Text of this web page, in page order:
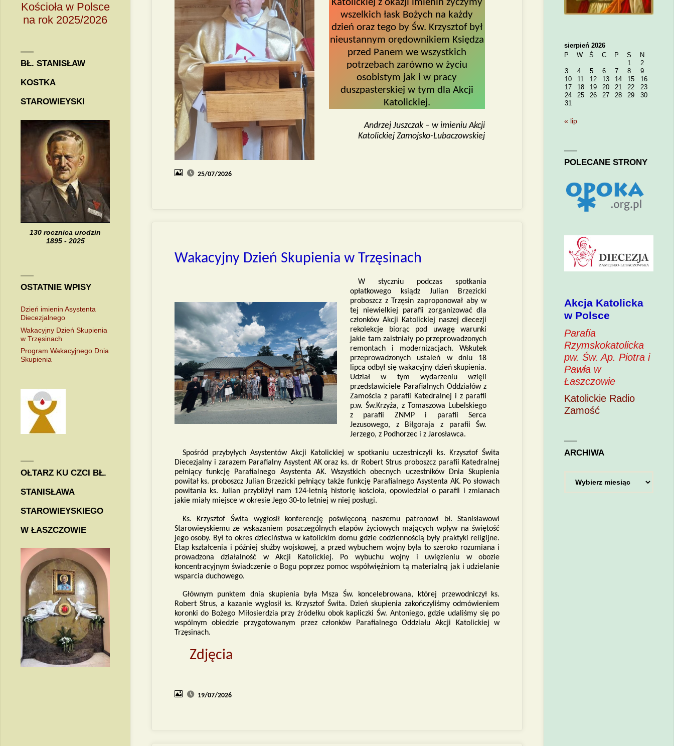
Katolickiej z okazji imienin życzymy
wszelkich łask Bożych na każdy
dzień oraz tego by Św. Krzysztof był
nieustannym orędownikiem Księdza
przed Panem we wszystkich
potrzebach zarówno w życiu
osobistym jak i w pracy
duszpasterskiej w tym dla Akcji
Katolickiej.
Andrzej Juszczak – w imieniu Akcji
Katolickiej Zamojsko-Lubaczowskiej
25/07/2026
Wakacyjny Dzień Skupienia w Trzęsinach
W styczniu podczas spotkania
opłatkowego ksiądz Julian Brzezicki
proboszcz z Trzęsin zaproponował aby w
tej niewielkiej parafii zorganizować dla
członków Akcji Katolickiej naszej diecezji
rekolekcje biorąc pod uwagę warunki
jakie tam zaistniały po przeprowadzonych
remontach i modernizacjach. Wskutek
przeprowadzonych ustaleń w dniu 18
lipca odbył się wakacyjny dzień skupienia.
Udział w tym wydarzeniu wzięli
przedstawiciele Parafialnych Oddziałów z
Zamościa z parafii Katedralnej i z parafii
p.w. Św.Krzyża, z Tomaszowa Lubelskiego
z parafii ZNMP i parafii Serca
Jezusowego, z Biłgoraja z parafii Św.
Jerzego, z Podhorzec i z Jarosławca.
Spośród przybyłych Asystentów Akcji Katolickiej w spotkaniu uczestniczyli ks. Krzysztof Świta
Diecezjalny i zarazem Parafialny Asystent AK oraz ks. dr Robert Strus proboszcz parafii Katedralnej
pełniący funkcję Parafialnego Asystenta AK. Wszystkich obecnych uczestników Dnia Skupienia
powitał ks. proboszcz Julian Brzezicki pełniący także funkcję Parafialnego Asystenta AK. Po słowach
powitania ks. Julian przybliżył nam 124-letnią historię kościoła, opowiedział o parafii i zmianach
jakie miały miejsce w okresie Jego 30-to letniej w niej posługi.
Ks. Krzysztof Świta wygłosił konferencję poświęconą naszemu patronowi bł. Stanisławowi
Starowieyskiemu ze wskazaniem poszczególnych etapów życiowych mających wpływ na świętość
jego osoby. Był to okres dzieciństwa w katolickim domu gdzie codziennością były praktyki religijne.
Etap kształcenia i później służby wojskowej, a przed wybuchem wojny była to szeroko rozumiana i
prowadzona działalność w Akcji Katolickiej. Po wybuchu wojny i uwięzieniu w obozie
koncentracyjnym świadczenie o Bogu poprzez pomoc współwięźniom tą materialną jak i udzielanie
wsparcia duchowego.
Głównym punktem dnia skupienia była Msza Św. koncelebrowana, której przewodniczył ks.
Robert Strus, a kazanie wygłosił ks. Krzysztof Świta. Dzień skupienia zakończyliśmy odmówieniem
koronki do Bożego Miłosierdzia przy źródełku obok kapliczki Św. Antoniego, gdzie udaliśmy się po
wspólnym obiedzie przygotowanym przez członków Parafialnego Oddziału Akcji Katolickiej w
Trzęsinach.
Zdjęcia
19/07/2026
Kościoła w Polsce
na rok 2025/2026
BŁ. STANISŁAW
KOSTKA
STAROWIEYSKI
130 rocznica urodzin
1895 - 2025
OSTATNIE WPISY
Dzień imienin Asystenta
Diecezjalnego
Wakacyjny Dzień Skupienia
w Trzęsinach
Program Wakacyjnego Dnia
Skupienia
OŁTARZ KU CZCI BŁ.
STANISŁAWA
STAROWIEYSKIEGO
W ŁASZCZOWIE
sierpień 2026
P
W Ś C P S
N
1
2
3
4 5 6 7 8
9
10
11 12 13 14 15
16
17
18 19 20 21 22
23
24
25 26 27 28 29
30
31
« lip
POLECANE STRONY
Akcja Katolicka
w Polsce
Parafia
Rzymskokatolicka
pw. Św. Ap. Piotra i
Pawła w
Łaszczowie
Katolickie Radio
Zamość
ARCHIWA